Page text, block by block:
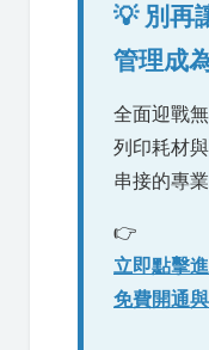
💡 別再
管理成
全面迎戰
列印耗材
串接的專業
👉
立即點擊
免費開通